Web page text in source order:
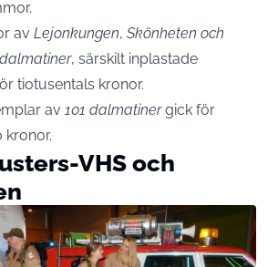
av Lejonkungen, Skönheten och
dalmatiner, särskilt inplastade
tiotusentals kronor.
av 101 dalmatinergick för
kronor.
VHS och